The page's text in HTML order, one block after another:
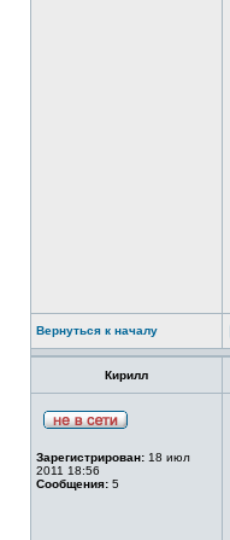
Вернуться к началу
Кирилл
Зарегистрирован: 18 июл
2011 18:56
Сообщения: 5